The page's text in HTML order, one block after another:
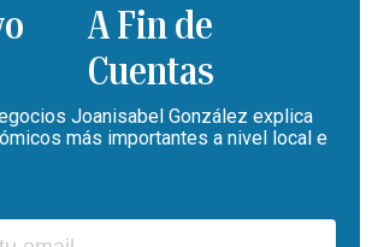
A Fin de
Cuentas
Joanisabel González explica
más importantes a nivel local e